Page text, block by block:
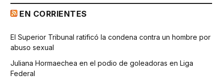
EN CORRIENTES
El Superior Tribunal ratificó la condena contra un hombre por
abuso sexual
Juliana Hormaechea en el podio de goleadoras en Liga
Federal